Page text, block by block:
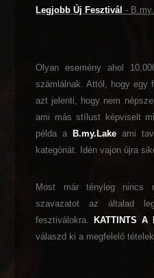
Legjobb Új Fesztivál -
Olyan esemény ahol
számlálnak. Attól, hogy egy
azt jelenti, hogy nem
ami más stílust képviselt
példa a
B.my.Lake ami
kategóriát. Idén vajon újra
Most már tényleg nincs
szavazatot az általad
fesztiválokra.
KATTINTS A
válaszd ki a megfelelő